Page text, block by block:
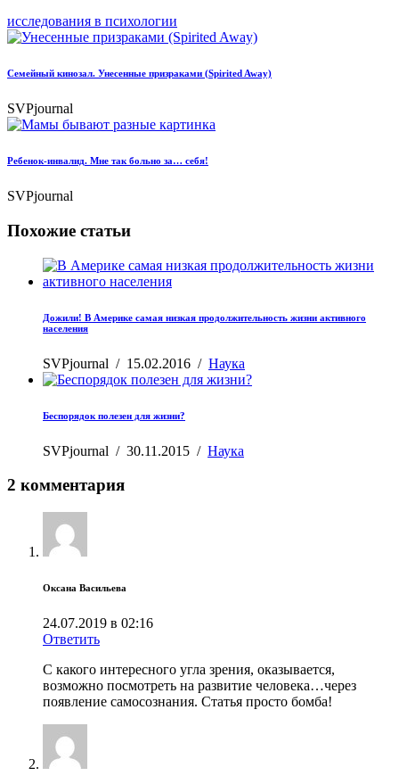
исследования в психологии
Семейный кинозал. Унесенные призраками (Spirited Away)
SVPjournal
Ребенок-инвалид. Мне так больно за… себя!
SVPjournal
Похожие статьи
Дожили! В Америке самая низкая продолжительность жизни активного
населения
SVPjournal / 15.02.2016 / Наука
Беспорядок полезен для жизни?
SVPjournal / 30.11.2015 / Наука
2 комментария
Оксана Васильева
24.07.2019 в 02:16
Ответить
С какого интересного угла зрения, оказывается,
возможно посмотреть на развитие человека…через
появление самосознания. Статья просто бомба!